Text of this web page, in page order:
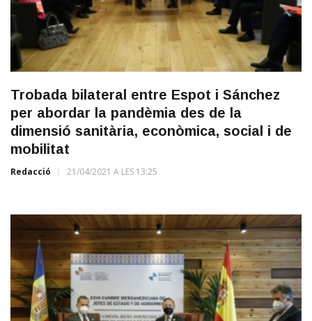
Trobada bilateral entre Espot i Sánchez
per abordar la pandèmia des de la
dimensió sanitària, econòmica, social i de
mobilitat
Redacció 21/04/2021 A LES 13:25